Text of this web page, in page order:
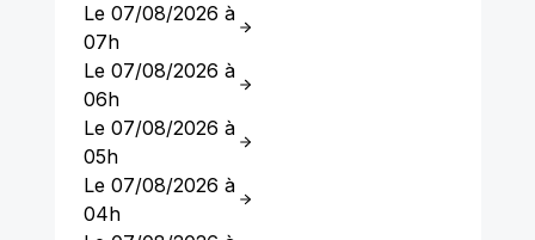
Le 07/08/2026 à
07h
Le 07/08/2026 à
06h
Le 07/08/2026 à
05h
Le 07/08/2026 à
04h